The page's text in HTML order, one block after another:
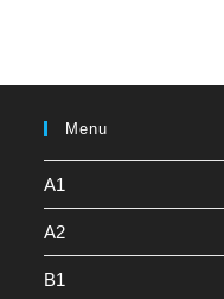
Menu
A1
A2
B1